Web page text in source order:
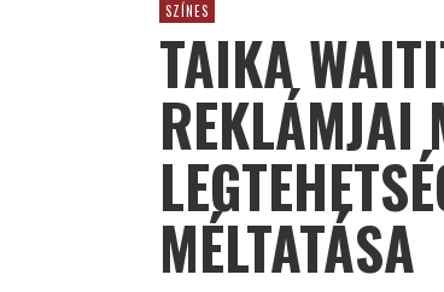
SZÍNES
TAIKA
REKLÁMJAI
MÉLTATÁSA